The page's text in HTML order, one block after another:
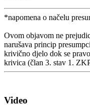
*napomena o načelu
Ovom objavom ne
narušava princip
krivično djelo dok se
krivica (član 3. stav 1.
Video